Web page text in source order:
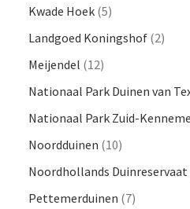
Kwade Hoek (5)
Landgoed Koningshof (2)
Meijendel (12)
Nationaal Park Duinen van
Nationaal Park Zuid-
Noordduinen (10)
Noordhollands Duinreservaat
Pettemerduinen (7)